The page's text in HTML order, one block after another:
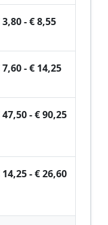
3,80 - € 8,55
7,60 - € 14,25
47,50 - € 90,25
14,25 - € 26,60